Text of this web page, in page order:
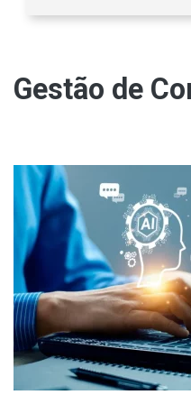
Gestão de